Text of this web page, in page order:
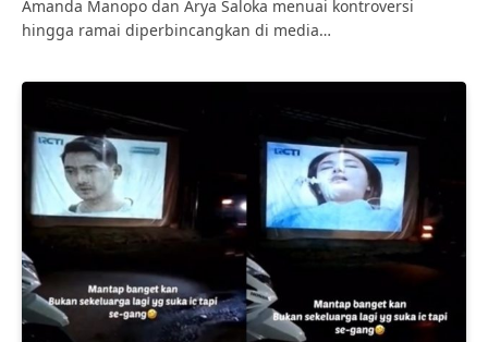
Amanda Manopo dan Arya Saloka menuai kontroversi
hingga ramai diperbincangkan di media…